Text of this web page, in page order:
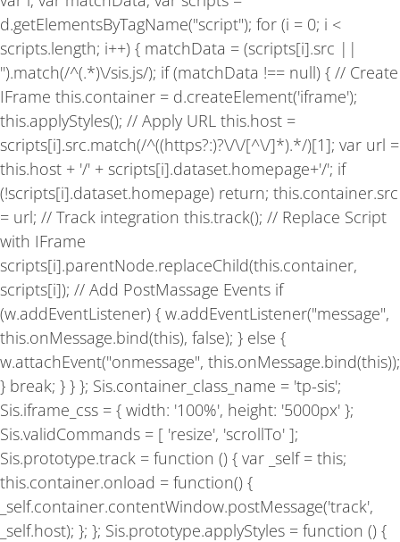
-
f
m
d.getElementsByTagName("script"); for (i = 0; i <
scripts.length; i++) { matchData = (scripts[i].src ||
'').match(/^(.*)\/sis.js/); if (matchData !== null) { // Create
IFrame this.container = d.createElement('iframe');
this.applyStyles(); // Apply URL this.host =
scripts[i].src.match(/^((https?:)?\/\/[^\/]*).*/)[1]; var url =
this.host + '/' + scripts[i].dataset.homepage+'/'; if
(!scripts[i].dataset.homepage) return; this.container.src
= url; // Track integration this.track(); // Replace Script
with IFrame
scripts[i].parentNode.replaceChild(this.container,
scripts[i]); // Add PostMassage Events if
(w.addEventListener) { w.addEventListener("message",
this.onMessage.bind(this), false); } else {
w.attachEvent("onmessage", this.onMessage.bind(this));
} break; } } }; Sis.container_class_name = 'tp-sis';
Sis.iframe_css = { width: '100%', height: '5000px' };
Sis.validCommands = [ 'resize', 'scrollTo' ];
Sis.prototype.track = function () { var _self = this;
this.container.onload = function() {
_self.container.contentWindow.postMessage('track',
_self.host); }; }; Sis.prototype.applyStyles = function () {